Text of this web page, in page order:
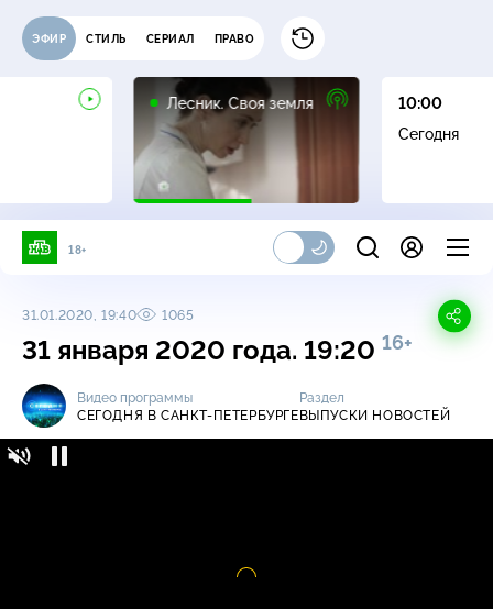
ЭФИР СТИЛЬ СЕРИАЛ ПРАВО
Лесник. Своя земля
16+
10:00
Сегодня
18+
31.01.2020, 19:40 1065
31 января 2020 года. 19:20 16+
Видео программы
СЕГОДНЯ В САНКТ-ПЕТЕРБУРГЕ
Раздел
ВЫПУСКИ НОВОСТЕЙ
Видео